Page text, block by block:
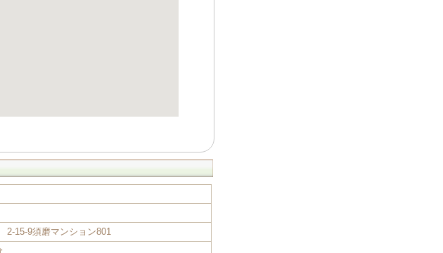
15-9須磨マンション801